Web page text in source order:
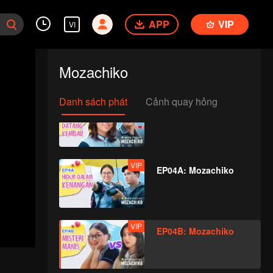
VI APP VIP
Mozachiko
Danh sách phát Cảnh quay hỏng
EP03B: Mozachiko
VIP EP04A: Mozachiko
VIP EP04B: Mozachiko